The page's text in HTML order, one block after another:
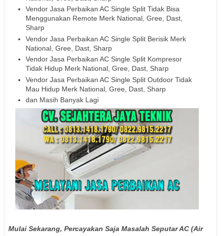
Vendor Jasa Perbaikan AC Single Split Tidak Bisa
Menggunakan Remote Merk National, Gree, Dast,
Sharp
Vendor Jasa Perbaikan AC Single Split Berisik Merk
National, Gree, Dast, Sharp
Vendor Jasa Perbaikan AC Single Split Kompresor
Tidak Hidup Merk National, Gree, Dast, Sharp
Vendor Jasa Perbaikan AC Single Split Outdoor Tidak
Mau Hidup Merk National, Gree, Dast, Sharp
dan Masih Banyak Lagi
Mulai Sekarang, Percayakan Saja Masalah Seputar AC (Air